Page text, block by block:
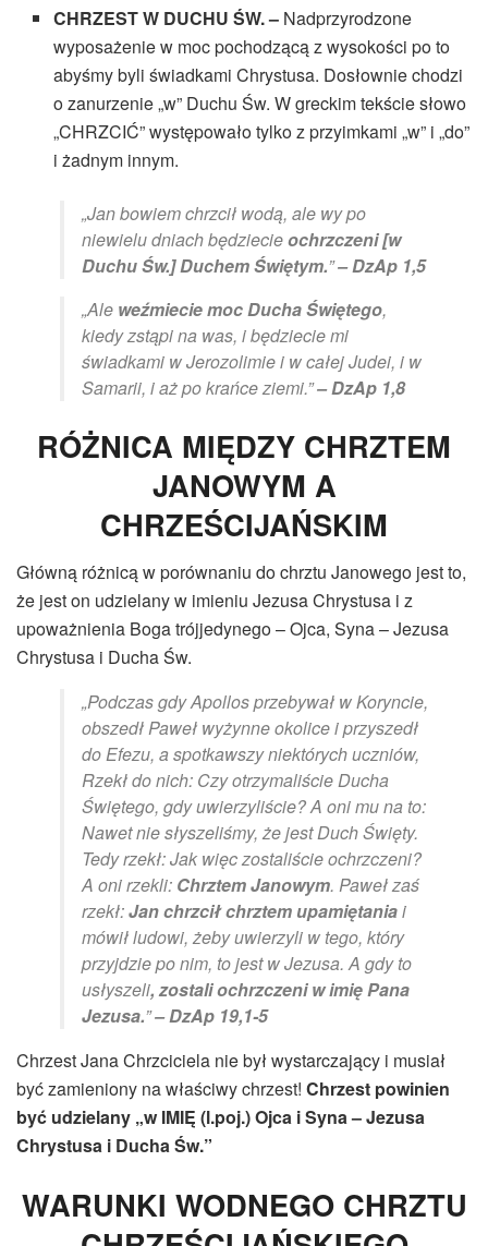
CHRZEST W DUCHU ŚW. – Nadprzyrodzone
wyposażenie w moc pochodzącą z wysokości po to
abyśmy byli świadkami Chrystusa. Dosłownie chodzi
o zanurzenie „w” Duchu Św. W greckim tekście słowo
„CHRZCIĆ” występowało tylko z przyimkami „w” i „do”
i żadnym innym.
„Jan bowiem chrzcił wodą, ale wy po
niewielu dniach będziecieochrzczeni [w
Duchu Św.] Duchem Świętym.”– DzAp 1,5
„Ale weźmiecie moc Ducha Świętego,
kiedy zstąpi na was, i będziecie mi
świadkami w Jerozolimie i w całej Judei, i w
Samarii, i aż po krańce ziemi.”– DzAp 1,8
RÓŻNICA MIĘDZY CHRZTEM
JANOWYM A
CHRZEŚCIJAŃSKIM
Główną różnicą w porównaniu do chrztu Janowego jest to,
że jest on udzielany w imieniu Jezusa Chrystusa i z
upoważnienia Boga trójjedynego – Ojca, Syna – Jezusa
Chrystusa i Ducha Św.
„Podczas gdy Apollos przebywał w Koryncie,
obszedł Paweł wyżynne okolice i przyszedł
do Efezu, a spotkawszy niektórych uczniów,
Rzekł do nich: Czy otrzymaliście Ducha
Świętego, gdy uwierzyliście? A oni mu na to:
Nawet nie słyszeliśmy, że jest Duch Święty.
Tedy rzekł: Jak więc zostaliście ochrzczeni?
A oni rzekli: Chrztem Janowym. Paweł zaś
rzekł:Jan chrzcił chrztem upamiętaniai
mówił ludowi, żeby uwierzyli w tego, który
przyjdzie po nim, to jest w Jezusa. A gdy to
usłyszeli, zostali ochrzczeni w imię Pana
Jezusa.”– DzAp 19,1-5
Chrzest Jana Chrzciciela nie był wystarczający i musiał
być zamieniony na właściwy chrzest! Chrzest powinien
być udzielany „w IMIĘ (l.poj.) Ojca i Syna – Jezusa
Chrystusa i Ducha Św.”
WARUNKI WODNEGO CHRZTU